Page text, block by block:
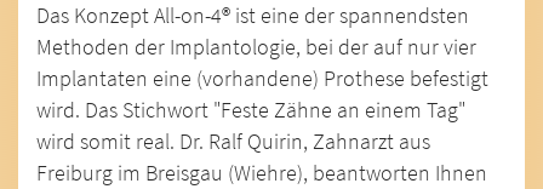
Das Konzept All-on-4® ist eine der spannendsten
Methoden der Implantologie, bei der auf nur vier
Implantaten eine (vorhandene) Prothese befestigt
wird. Das Stichwort "Feste Zähne an einem Tag"
wird somit real. Dr. Ralf Quirin, Zahnarzt aus
Freiburg im Breisgau (Wiehre), beantworten Ihnen